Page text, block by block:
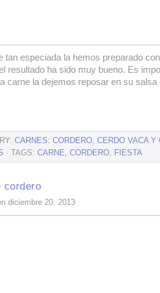
tan especiada la hemos preparado
resultado ha sido muy bueno. Es
carne la dejemos reposar en su salsa
CARNES: CORDERO, CERDO VACA Y
· TAGS: CARNE, CORDERO, FIESTA
cordero
diciembre 20, 2013